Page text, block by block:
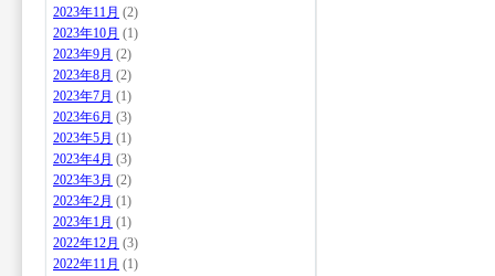
2023年11月 (2)
2023年10月 (1)
2023年9月 (2)
2023年8月 (2)
2023年7月 (1)
2023年6月 (3)
2023年5月 (1)
2023年4月 (3)
2023年3月 (2)
2023年2月 (1)
2023年1月 (1)
2022年12月 (3)
2022年11月 (1)